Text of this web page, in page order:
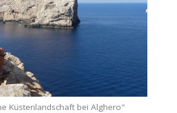
Küstenlandschaft bei Alghero"